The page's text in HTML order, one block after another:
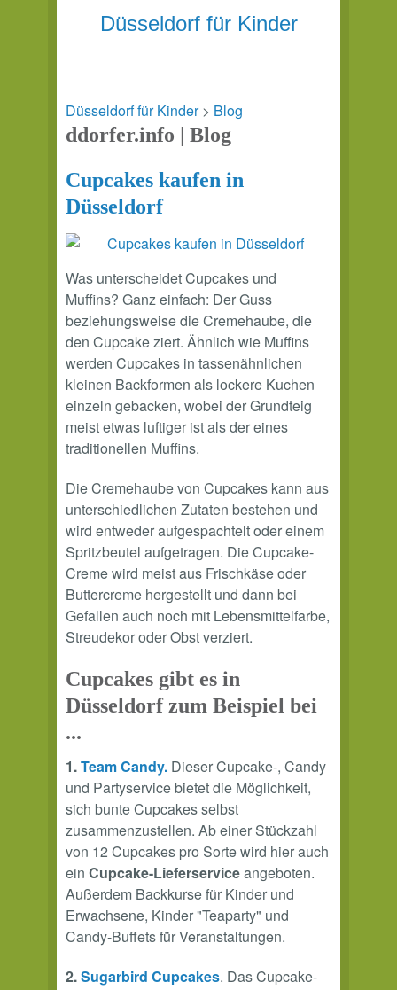
Düsseldorf für Kinder
Düsseldorf für Kinder> Blog
ddorfer.info | Blog
Cupcakes kaufen in
Düsseldorf
Was unterscheidet Cupcakes und
Muffins? Ganz einfach: Der Guss
beziehungsweise die Cremehaube, die
den Cupcake ziert. Ähnlich wie Muffins
werden Cupcakes in tassenähnlichen
kleinen Backformen als lockere Kuchen
einzeln gebacken, wobei der Grundteig
meist etwas luftiger ist als der eines
traditionellen Muffins.
Die Cremehaube von Cupcakes kann aus
unterschiedlichen Zutaten bestehen und
wird entweder aufgespachtelt oder einem
Spritzbeutel aufgetragen. Die Cupcake-
Creme wird meist aus Frischkäse oder
Buttercreme hergestellt und dann bei
Gefallen auch noch mit Lebensmittelfarbe,
Streudekor oder Obst verziert.
Cupcakes gibt es in
Düsseldorf zum Beispiel bei
...
1.Team Candy. Dieser Cupcake-, Candy
und Partyservice bietet die Möglichkeit,
sich bunte Cupcakes selbst
zusammenzustellen. Ab einer Stückzahl
von 12 Cupcakes pro Sorte wird hier auch
ein Cupcake-Lieferserviceangeboten.
Außerdem Backkurse für Kinder und
Erwachsene, Kinder "Teaparty" und
Candy-Buffets für Veranstaltungen.
2.Sugarbird Cupcakes. Das Cupcake-